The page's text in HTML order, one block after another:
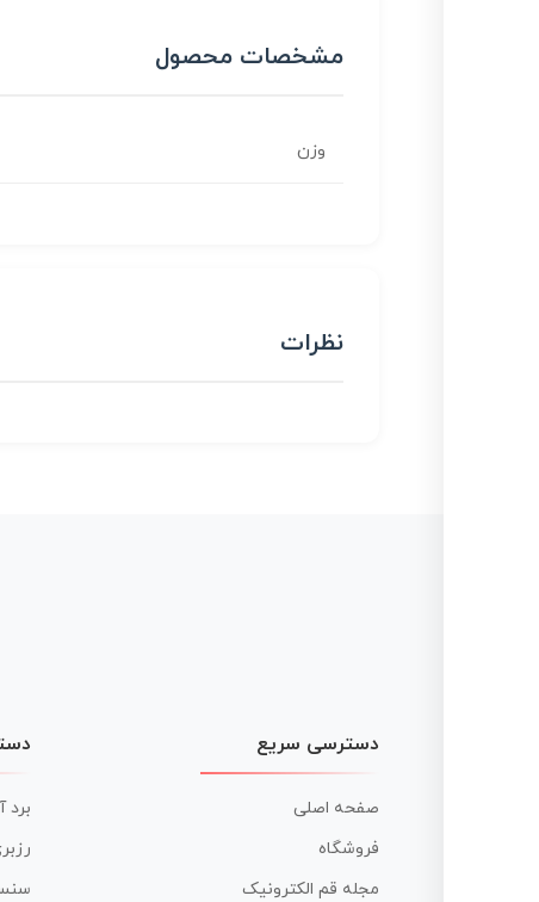
مشخصات محصول
وزن
نظرات
دسترسی سریع
صفحه اصلی
فروشگاه
مجله قم الکترونیک
برد